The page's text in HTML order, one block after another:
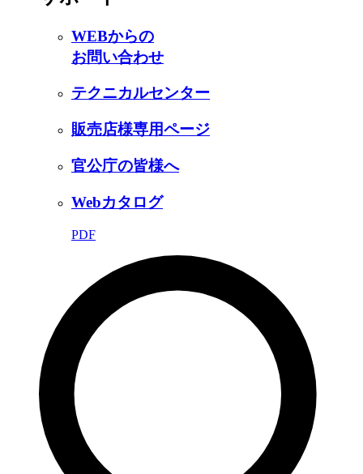
WEBからの
お問い合わせ
テクニカルセンター
販売店様専用ページ
官公庁の皆様へ
Webカタログ
PDF